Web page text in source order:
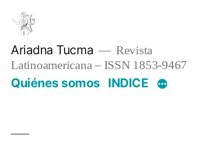
Saltar
contenido
Ariadna Tucma
Revista
Latinoamericana – ISSN 1853-9467
Quiénes somos INDICE